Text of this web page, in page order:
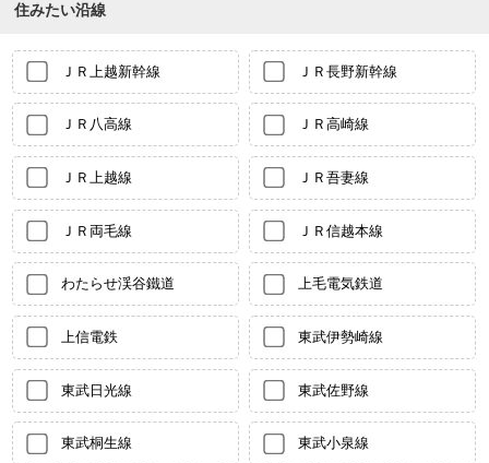
住みたい沿線
ＪＲ上越新幹線 ＪＲ長野新幹線
ＪＲ八高線 ＪＲ高崎線
ＪＲ上越線 ＪＲ吾妻線
ＪＲ両毛線 ＪＲ信越本線
わたらせ渓谷鐵道 上毛電気鉄道
上信電鉄 東武伊勢崎線
東武日光線 東武佐野線
東武桐生線 東武小泉線